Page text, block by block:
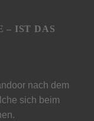
– IST DAS
nach dem
sich beim